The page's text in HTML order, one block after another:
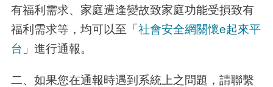
有福利需求、家庭遭逢變故致家庭功能受損致有
福利需求等，均可以至「社會安全網關懷e起來平
台 」進行通報。
二、如果您在通報時遇到系統上之問題，請聯繫